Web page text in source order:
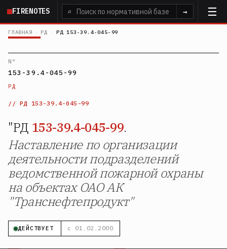
Перейти
основному
FIRENOTES ⌕ →
ГЛАВНАЯ › РД › РД 153-39.4-045-99
N°
153-39.4-045-99
РД
РД 153-39.4-045-99
"РД 153-39.4-045-99.
Наставление по организации
деятельности подразделений
ведомственной пожарной охраны
на объектах ОАО АК
"Транснефтепродукт"
ДЕЙСТВУЕТ с 01.02.2000